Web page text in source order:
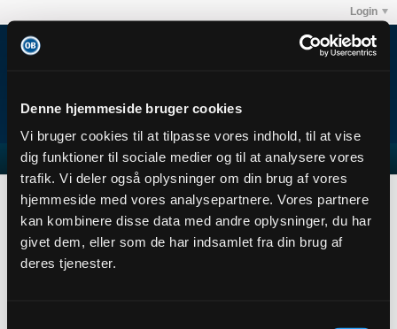
Denne hjemmeside bruger cookies
Vi bruger cookies til at tilpasse vores indhold, til at vise
dig funktioner til sociale medier og til at analysere vores
trafik. Vi deler også oplysninger om din brug af vores
hjemmeside med vores analysepartnere. Vores partnere
kan kombinere disse data med andre oplysninger, du har
givet dem, eller som de har indsamlet fra din brug af
deres tjenester.
Login
Subscribers
Subscription
B(ob)
Senior Member